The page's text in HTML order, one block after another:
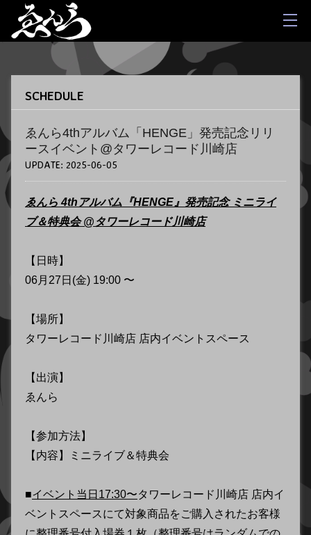
SCHEDULE
ゑんら4thアルバム「HENGE」発売記念リリ
ースイベント@タワーレコード川崎店
UPDATE: 2025-06-05
ゑんら 4thアルバム『HENGE』発売記念 ミニライ
ブ＆特典会 @タワーレコード川崎店
【日時】
06月27日(金) 19:00 〜
【場所】
タワーレコード川崎店 店内イベントスペース
【出演】
ゑんら
【参加方法】
【内容】ミニライブ＆特典会
■イベント当日17:30〜タワーレコード川崎店 店内イ
ベントスペースにて対象商品をご購入されたお客様